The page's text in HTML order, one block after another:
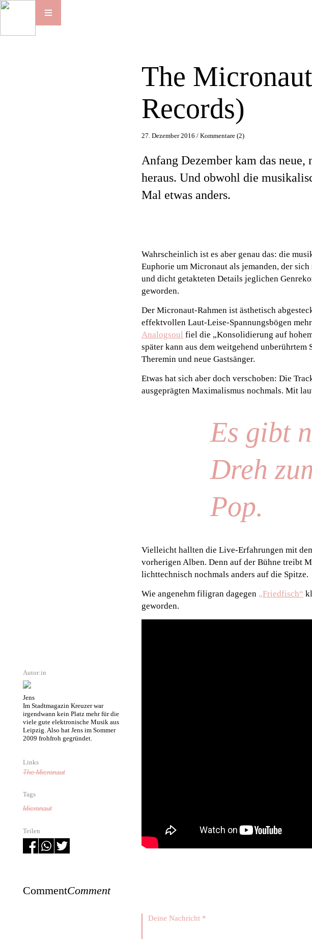
Autor:in
Jens
Im Stadtmagazin Kreuzer war
irgendwann kein Platz mehr für die
viele gute elektronische Musik aus
Leipzig. Also hat Jens im Sommer
2009 frohfroh gegründet.
Links
The Micronaut
Tags
Micronaut
Teilen
The
Records)
27. Dezember 2016 /Kommentare (2)
Anfang Dezember kam das
heraus. Und obwohl die
Mal etwas anders.
Wahrscheinlich ist es aber genau das: die
Euphorie um Micronaut als jemanden, der
und dicht getakteten Details jeglichen
geworden.
Der Micronaut-Rahmen ist ästhetisch
effektvollen Laut-Leise-Spannungsbögen
Analogsoul fiel die „Konsolidierung auf
später kann aus dem weitgehend
Theremin und neue Gastsänger.
Etwas hat sich aber doch verschoben: Die
ausgeprägten Maximalismus nochmals. Mit
Es gibt
Dreh
Pop.
Vielleicht hallten die Live-Erfahrungen mit
vorherigen Alben. Denn auf der Bühne treibt
lichttechnisch nochmals anders auf die Spitze.
Wie angenehm filigran dagegen „Friedfisch“
geworden.
CommentComment